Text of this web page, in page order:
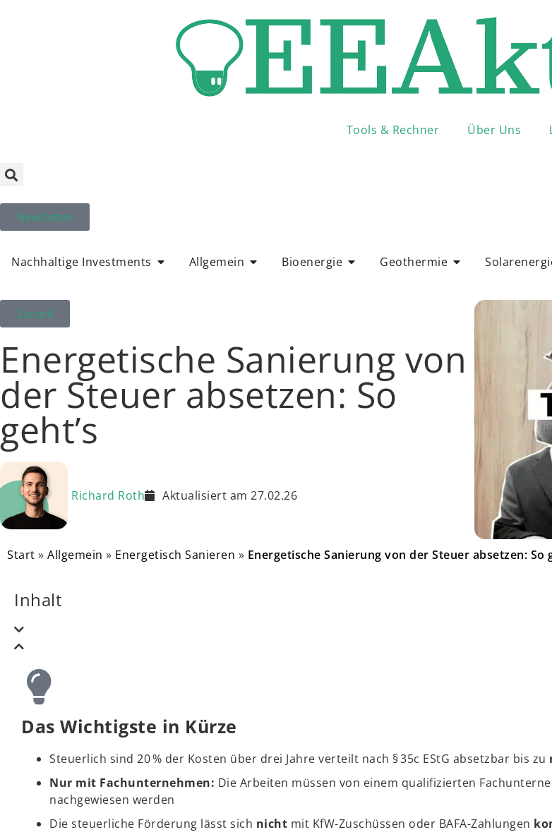
Tools & Rechner Über Uns
Newsletter
Nachhaltige Investments Allgemein Bioenergie Geothermie
Zurück
Energetische Sanierung von
der Steuer absetzen: So
geht’s
Richard Roth Aktualisiert am 27.02.26
Start » Allgemein » Energetisch Sanieren » Energetische Sanierung von der Steuer absetzen: So
Inhalt
Das Wichtigste in Kürze
Steuerlich sind 20 % der Kosten über drei Jahre verteilt nach § 35c EStG absetzbar bis zu
Nur mit Fachunternehmen: Die Arbeiten müssen von einem qualifizierten
nachgewiesen werden
Die steuerliche Förderung lässt sich nicht mit KfW-Zuschüssen oder BAFA-Zahlungen